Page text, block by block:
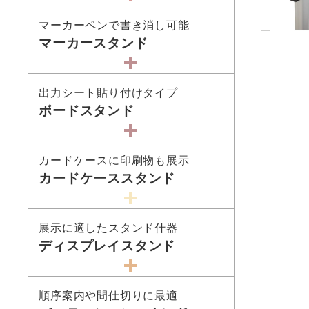
マーカーペンで書き消し可能
マーカースタンド
出力シート貼り付けタイプ
ボードスタンド
カードケースに印刷物も展示
カードケーススタンド
展示に適したスタンド什器
ディスプレイスタンド
順序案内や間仕切りに最適